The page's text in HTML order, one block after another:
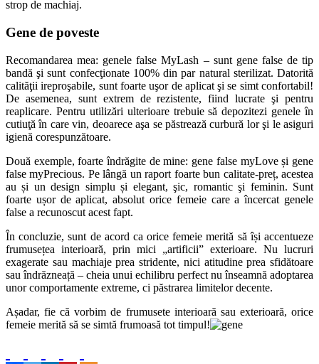
strop de machiaj.
Gene de poveste
Recomandarea mea: genele false MyLash – sunt gene false de tip
bandă şi sunt confecţionate 100% din par natural sterilizat. Datorită
calităţii ireproşabile, sunt foarte uşor de aplicat şi se simt confortabil!
De asemenea, sunt extrem de rezistente, fiind lucrate şi pentru
reaplicare. Pentru utilizări ulterioare trebuie să depozitezi genele în
cutiuţă în care vin, deoarece aşa se păstrează curbură lor şi le asiguri
igienă corespunzătoare.
Două exemple, foarte îndrăgite de mine: gene false myLove și gene
false myPrecious. Pe lângă un raport foarte bun calitate-preț, acestea
au și un design simplu și elegant, şic, romantic şi feminin. Sunt
foarte ușor de aplicat, absolut orice femeie care a încercat genele
false a recunoscut acest fapt.
În concluzie, sunt de acord ca orice femeie merită să își accentueze
frumusețea interioară, prin mici „artificii” exterioare. Nu lucruri
exagerate sau machiaje prea stridente, nici atitudine prea sfidătoare
sau îndrăzneață – cheia unui echilibru perfect nu înseamnă adoptarea
unor comportamente extreme, ci păstrarea limitelor decente.
Așadar, fie că vorbim de frumusete interioară sau exterioară, orice
femeie merită să se simtă frumoasă tot timpul!